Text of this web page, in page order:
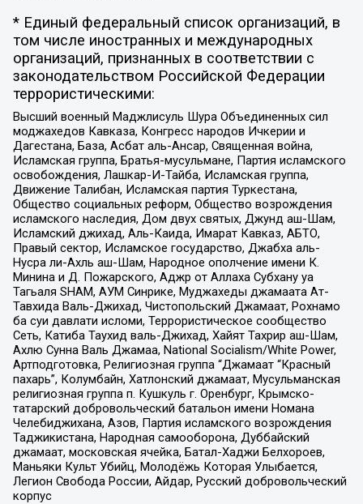
* Единый федеральный список организаций, в
том числе иностранных и международных
организаций, признанных в соответствии с
законодательством Российской Федерации
террористическими:
Высший военный Маджлисуль Шура Объединенных сил
моджахедов Кавказа, Конгресс народов Ичкерии и
Дагестана, База, Асбат аль-Ансар, Священная война,
Исламская группа, Братья-мусульмане, Партия исламского
освобождения, Лашкар-И-Тайба, Исламская группа,
Движение Талибан, Исламская партия Туркестана,
Общество социальных реформ, Общество возрождения
исламского наследия, Дом двух святых, Джунд аш-Шам,
Исламский джихад, Аль-Каида, Имарат Кавказ, АБТО,
Правый сектор, Исламское государство, Джабха аль-
Нусра ли-Ахль аш-Шам, Народное ополчение имени К.
Минина и Д. Пожарского, Аджр от Аллаха Субхану уа
Тагьаля SHAM, АУМ Синрике, Муджахеды джамаата Ат-
Тавхида Валь-Джихад, Чистопольский Джамаат, Рохнамо
ба суи давлати исломи, Террористическое сообщество
Сеть, Катиба Таухид валь-Джихад, Хайят Тахрир аш-Шам,
Ахлю Сунна Валь Джамаа, National Socialism/White Power,
Артподготовка, Религиозная группа “Джамаат “Красный
пахарь”, Колумбайн, Хатлонский джамаат, Мусульманская
религиозная группа п. Кушкуль г. Оренбург, Крымско-
татарский добровольческий батальон имени Номана
Челебиджихана, Азов, Партия исламского возрождения
Таджикистана, Народная самооборона, Дуббайский
джамаат, московская ячейка, Батал-Хаджи Белхороев,
Маньяки Культ Убийц, Молодёжь Которая Улыбается,
Легион Свобода России, Айдар, Русский добровольческий
корпус